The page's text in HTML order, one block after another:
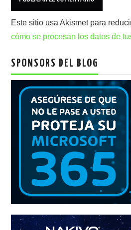
Este sitio usa Akismet para
cómo se procesan los datos de
SPONSORS DEL BLOG